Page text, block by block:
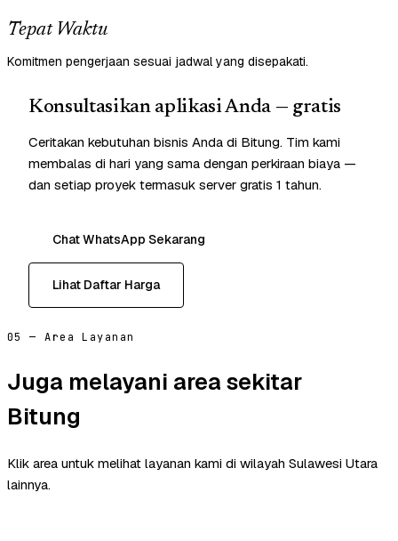
Tepat Waktu
Komitmen pengerjaan sesuai jadwal yang disepakati.
Konsultasikan aplikasi Anda — gratis
Ceritakan kebutuhan bisnis Anda di Bitung. Tim kami
membalas di hari yang sama dengan perkiraan biaya —
dan setiap proyek termasuk server gratis 1 tahun.
Chat WhatsApp Sekarang
Lihat Daftar Harga
05 — Area Layanan
Juga melayani area sekitar
Bitung
Klik area untuk melihat layanan kami di wilayah Sulawesi Utara
lainnya.